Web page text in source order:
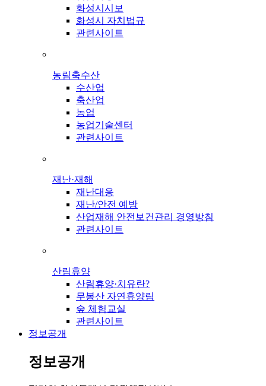
화성시시보
화성시 자치법규
관련사이트
농림축수산
수산업
축산업
농업
농업기술센터
관련사이트
재난·재해
재난대응
재난/안전 예방
산업재해 안전보건관리 경영방침
관련사이트
산림휴양
산림휴양·치유란?
무봉산 자연휴양림
숲 체험교실
관련사이트
정보공개
정보공개